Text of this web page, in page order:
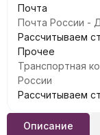
Почта
Почта России -
Рассчитываем
Прочее
Транспортная
России
Рассчитываем
Описание